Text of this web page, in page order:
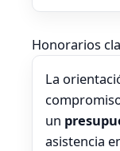
Honorarios
La
un
asistencia